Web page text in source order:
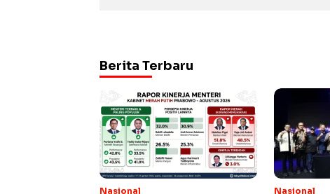
Berita Terbaru
Nasional Nasional